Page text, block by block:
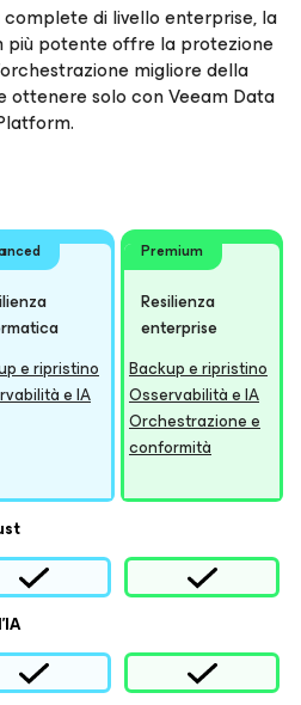
di livello enterprise, la
più potente offre la protezione
migliore della
ottenere solo con Veeam Data
Premium
Resilienza
enterprise
e ripristino
e IA
Backup e ripristino
Osservabilità e IA
Orchestrazione e
conformità